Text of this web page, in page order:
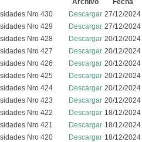
Archivo
Fecha
Nro 430 Descargar 27/12/2024
Nro 429 Descargar 27/12/2024
Nro 428 Descargar 20/12/2024
Nro 427 Descargar 20/12/2024
Nro 426 Descargar 20/12/2024
Nro 425 Descargar 20/12/2024
Nro 424 Descargar 20/12/2024
Nro 423 Descargar 20/12/2024
Nro 422 Descargar 18/12/2024
Nro 421 Descargar 18/12/2024
Nro 420 Descargar 18/12/2024